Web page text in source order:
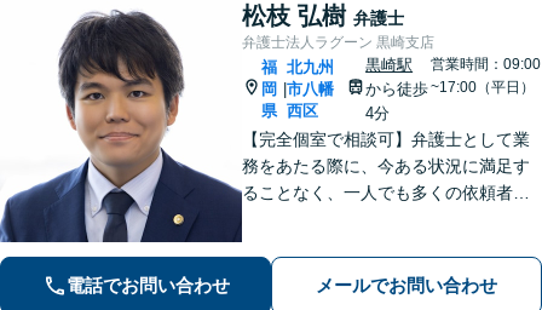
松枝 弘樹 弁護士
弁護士法人ラグーン 黒崎支店
福
岡
県
|
北九州
市八幡
西区
黒崎駅
から徒歩
4分
営業時間：09:00
~17:00（平日）
【完全個室で相談可】弁護士として業
務をあたる際に、今ある状況に満足す
ることなく、一人でも多くの依頼者の
ての法的な支援を丁寧に行えるよう心
掛け、日々努力を重ねていきます。
電話でお問い合わせ メールでお問い合わせ